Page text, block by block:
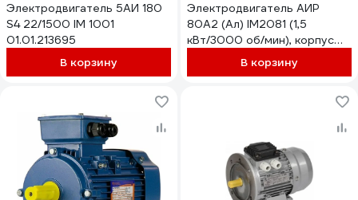
Электродвигатель 5АИ 180
S4 22/1500 IM 1001
01.01.213695
В корзину
Электродвигатель АИР
80A2 (Ал) IM2081 (1,5
кВт/3000 об/мин), корпус
алюминий ТМ БЭЗ 86498
В корзину